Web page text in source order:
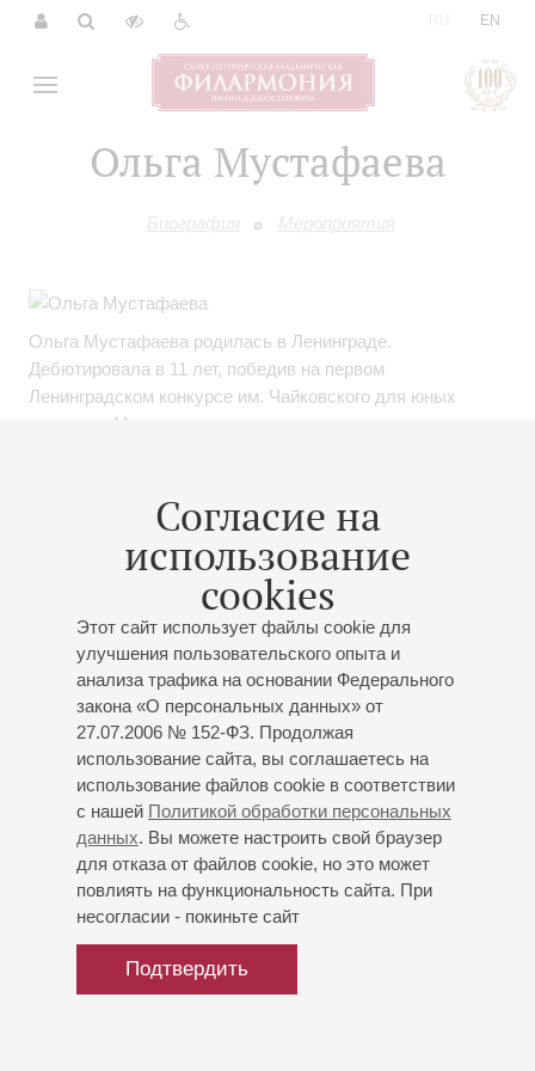
EN
Ольга Мустафаева
Биография Мероприятия
Согласие на
использование
cookies
Этот сайт использует файлы cookie для
улучшения пользовательского опыта и
анализа трафика на основании Федерального
закона «О персональных данных» от
27.07.2006 № 152-ФЗ. Продолжая
использование сайта, вы соглашаетесь на
использование файлов cookie в соответствии
с нашей Политикой обработки персональных
данных. Вы можете настроить свой браузер
для отказа от файлов cookie, но это может
повлиять на функциональность сайта. При
несогласии - покиньте сайт
Подтвердить
Ольга Мустафаева родилась в Ленинграде.
Дебютировала в 11 лет, победив на первом
Ленинградском конкурсе им. Чайковского для юных
талантов. Много концертировала в разных странах.
Корсакова у М.В.Вольф. Затем окончила саму
Консерваторию (класс В.Вишневского) и аспирантуру при
ней (класс С.Иголинского). Вторую аспирантуру Ольга
закончила в Амстердамской консерватории им.
Свейлинка (Нидерланды) (класс Н.Груберта). На ее
творческое развитие оказал сильное влияние Л.Берман,
у которого она брала частные уроки.
В настоящее время живет в Нидерландах, где в 2015 году
основала и открыла совместно c голландским
дирижером и пианистом Бернардом Тауэном
Международную академию фортепианного искусства
(International Piano Art Academy).
Среди недавно выпущенных СD: “Live in Concertgebouw
Amsterdam” и диск c собственными сочинениями,
созданными под впечатлением от картин известной
голландской художницы и актрисы Г.Дерксен.